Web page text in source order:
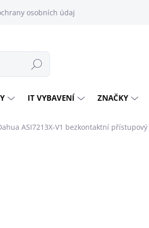
osobních údajů
Hledat
IT VYBAVENÍ ZNAČKY
ASI7213X-V1 bezkontaktní